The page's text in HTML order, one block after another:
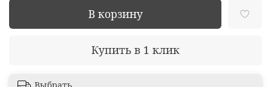
В корзину
Купить в 1 клик